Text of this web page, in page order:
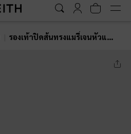
รองเท้าปิดส้นทรงแมรี่เจนหัวแหลม